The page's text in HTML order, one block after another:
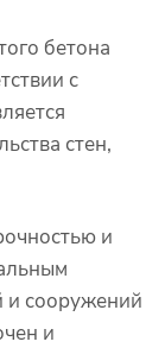
бетона
с
стен,
и
и сооружений
и